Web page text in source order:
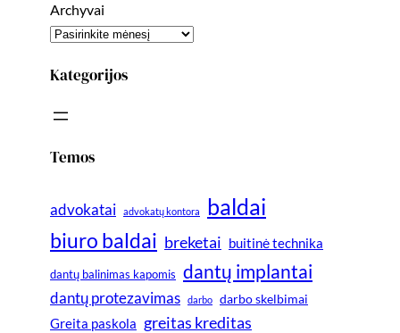
Archyvai
Kategorijos
Temos
advokatai advokatų kontora baldai
biuro baldai breketai buitinė technika
dantų balinimas kapomis dantų implantai
dantų protezavimas darbo darbo skelbimai
Greita paskola greitas kreditas